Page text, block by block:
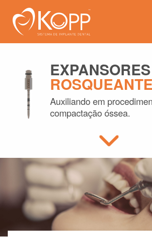
Kopp -
EXPANSORES
Auxiliando em
compactação óssea.
Conheça